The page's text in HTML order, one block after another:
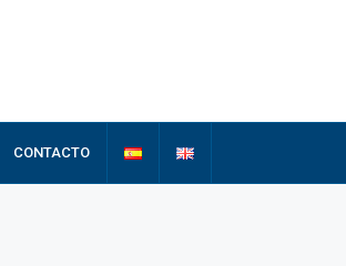
CONTACTO